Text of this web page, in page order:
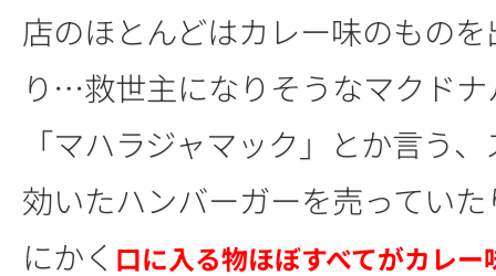
店のほとんどはカレー味のもの
り…救世主になりそうなマクド
「マハラジャマック」とか言う
効いたハンバーガーを売ってい
にかく 口に入る物ほぼすべてがカレ